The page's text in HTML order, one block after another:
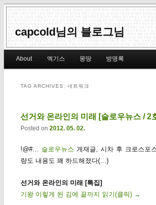
capcold님의 블로그님
Skip to primary content
Skip to secondary content
About 엑기스 몽땅 방명록
TAG ARCHIVES: 네트워크
선거와 온라인의 미래 [슬로우뉴스 / 2
Posted on 2012. 05. 02.
!@#… 슬로우뉴스 게재글, 시차 후 크로스포
량도 내용도 꽤 하드해졌다(…)
선거와 온라인의 미래 [특집]
기왕 이렇게 된 김에 끝까지 읽기(클릭) →